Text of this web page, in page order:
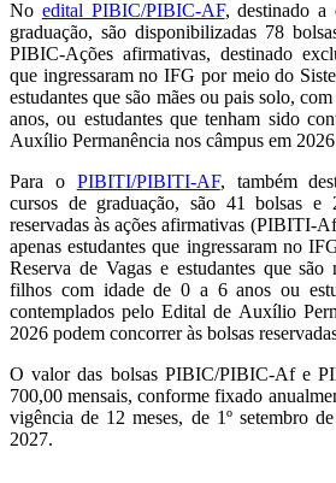
No edital PIBIC/PIBIC-AF, destinado a
graduação, são disponibilizadas 78
PIBIC-Ações afirmativas, destinado
que ingressaram no IFG por meio do
estudantes que são mães ou pais solo,
anos, ou estudantes que tenham sido
Auxílio Permanência nos câmpus em
Para o PIBITI/PIBITI-AF, também
cursos de graduação, são 41 bolsas e
reservadas às ações afirmativas (PIBITI-
apenas estudantes que ingressaram no
Reserva de Vagas e estudantes que
filhos com idade de 0 a 6 anos ou
contemplados pelo Edital de Auxílio
2026 podem concorrer às bolsas
O valor das bolsas PIBIC/PIBIC-Af e
700,00 mensais, conforme fixado
vigência de 12 meses, de 1º setembro
2027.